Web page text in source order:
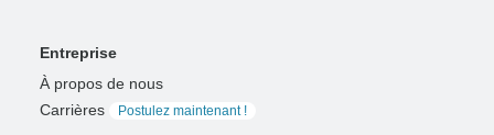
Entreprise
À propos de nous
Carrières
Postulez maintenant !